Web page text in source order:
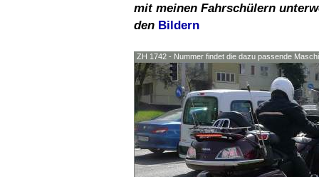
mit meinen Fahrschülern
den Bildern
ZH 1742 - Nummer findet die dazu passende